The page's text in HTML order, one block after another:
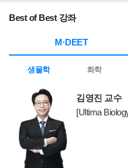
Best of Best 강좌
M·DEET
생물학 화학
김영진 교수
[Ultima